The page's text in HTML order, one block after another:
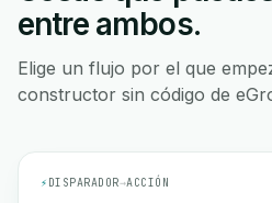
entre ambos.
Elige un flujo por el que
constructor sin código de
⚡ DISPARADOR→ACCIÓN